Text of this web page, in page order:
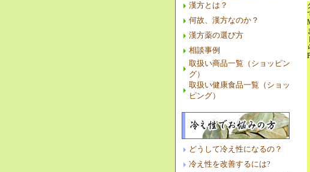
漢方とは？
何故、漢方なのか？
漢方薬の選び方
相談事例
取扱い商品一覧（ショッピン
グ）
取扱い健康食品一覧（ショッ
ピング）
どうして冷え性になるの？
冷え性を改善するには?